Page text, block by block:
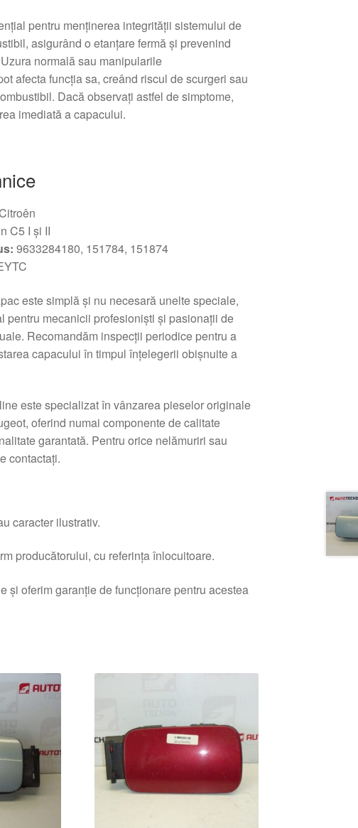
pentru menținerea integrității sistemului de
asigurând o etanțare fermă şi prevenind
normală sau manipularile
afecta funcția sa, creând riscul de scurgeri sau
Dacă observați astfel de simptome,
imediată a capacului.
C5 I şi II
9633284180, 151784, 151874
este simplă şi nu necesară unelte speciale,
pentru mecanicii profesioniști şi pasionații de
Recomandăm inspecții periodice pentru a
capacului în timpul înțelegerii obișnuite a
este specializat în vânzarea pieselor originale
oferind numai componente de calitate
garantată. Pentru orice nelămuriri sau
contactați.
caracter ilustrativ.
producătorului, cu referința înlocuitoare.
și oferim garanție de funcționare pentru acestea